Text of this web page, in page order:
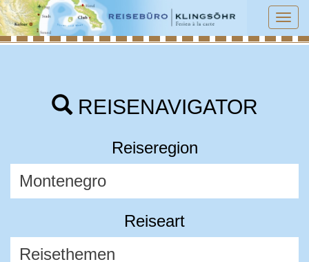
REISENAVIGATOR
Reiseregion
Reiseart